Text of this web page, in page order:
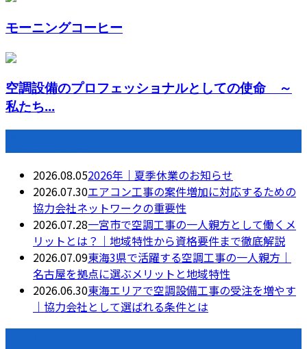
モーニングコーヒー
空調設備のプロフェッショナルとしての使命 ～
私たち...
2026.08.052026年｜夏季休業のお知らせ
2026.07.30エアコン工事の案件増加に対応するための
協力会社ネットワークの重要性
2026.07.28一宮市で空調工事の一人親方として働くメ
リットとは？｜地域特性から資格要件まで徹底解説
2026.07.09東海3県で活躍する空調工事の一人親方｜
名古屋を拠点に選ぶメリットと地域特性
2026.06.30東海エリアで空調設備工事の受注を増やす
｜協力会社として選ばれる条件とは